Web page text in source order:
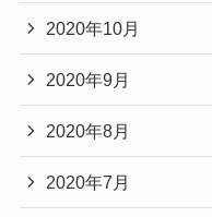
2020年10月
2020年9月
2020年8月
2020年7月